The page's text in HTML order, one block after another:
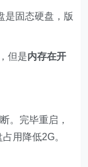
是固态硬盘，版
但是内存在开
。完毕重启，
用降低2G。